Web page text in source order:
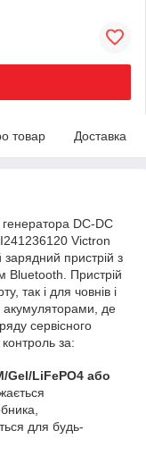
товар Доставка
DC-DC
Victron
пристрій з
Bluetooth. Пристрій
так і для човнів і
акумуляторами, де
сервісного
за:
Gel/LiFePO4 або
для будь-